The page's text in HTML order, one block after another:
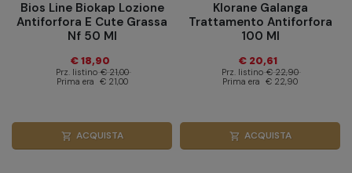
Bios Line Biokap Lozione
Antiforfora E Cute Grassa
Nf 50 Ml
€ 18,90
Prz. listino € 21,00
Prima era € 21,00
shopping_cart ACQUISTA
Klorane Galanga
Trattamento Antiforfora
100 Ml
€ 20,61
Prz. listino € 22,90
Prima era € 22,90
shopping_cart ACQUISTA